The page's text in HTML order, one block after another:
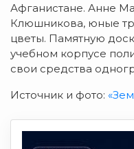
Афганистане. Анне
Клюшникова, юные
цветы. Памятную
учебном корпусе
свои средства
Источник и фото: